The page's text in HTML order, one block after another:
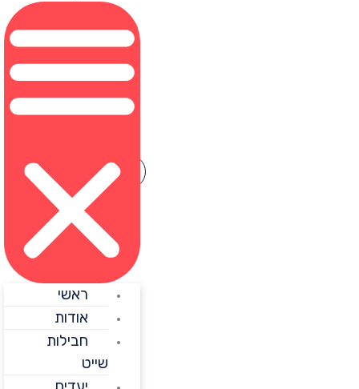
ראשי
אודות
חבילות